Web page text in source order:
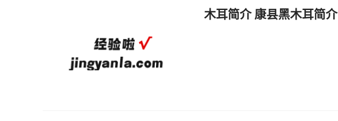
木耳简介 康县黑木耳简介